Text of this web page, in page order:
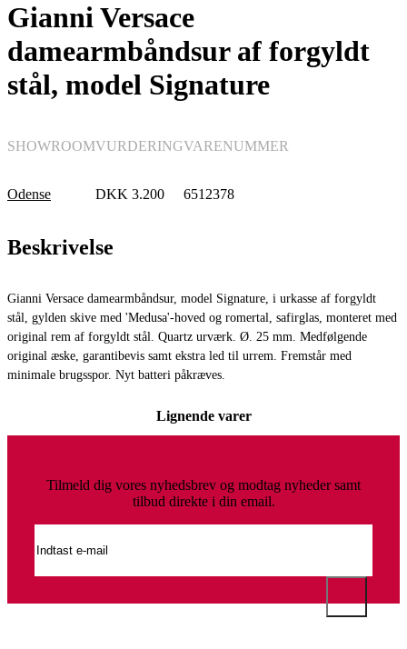
Gianni Versace damearmbåndsur af forgyldt stål, model Signat...
Gianni Versace
damearmbåndsur af forgyldt
stål, model Signature
SHOWROOM
Odense
VURDERING
DKK 3.200
VARENUMMER
6512378
Beskrivelse
Gianni Versace damearmbåndsur, model Signature, i urkasse af forgyldt
stål, gylden skive med 'Medusa'-hoved og romertal, safirglas, monteret med
original rem af forgyldt stål. Quartz urværk. Ø. 25 mm. Medfølgende
original æske, garantibevis samt ekstra led til urrem. Fremstår med
minimale brugsspor. Nyt batteri påkræves.
Lignende varer
Tilmeld dig vores nyhedsbrev og modtag nyheder samt
tilbud direkte i din email.